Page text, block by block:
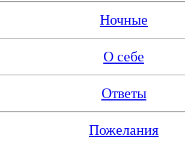
Ночные
О себе
Ответы
Пожелания